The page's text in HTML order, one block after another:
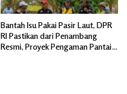
Bantah Isu Pakai Pasir Laut, DPR
RI Pastikan dari Penambang
Resmi, Proyek Pengaman Pantai